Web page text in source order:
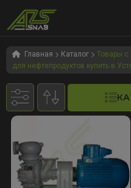
Перейти
навигации
Перейти
содержимому
Главная Каталог
Товары с
для нефтепродуктов купить в